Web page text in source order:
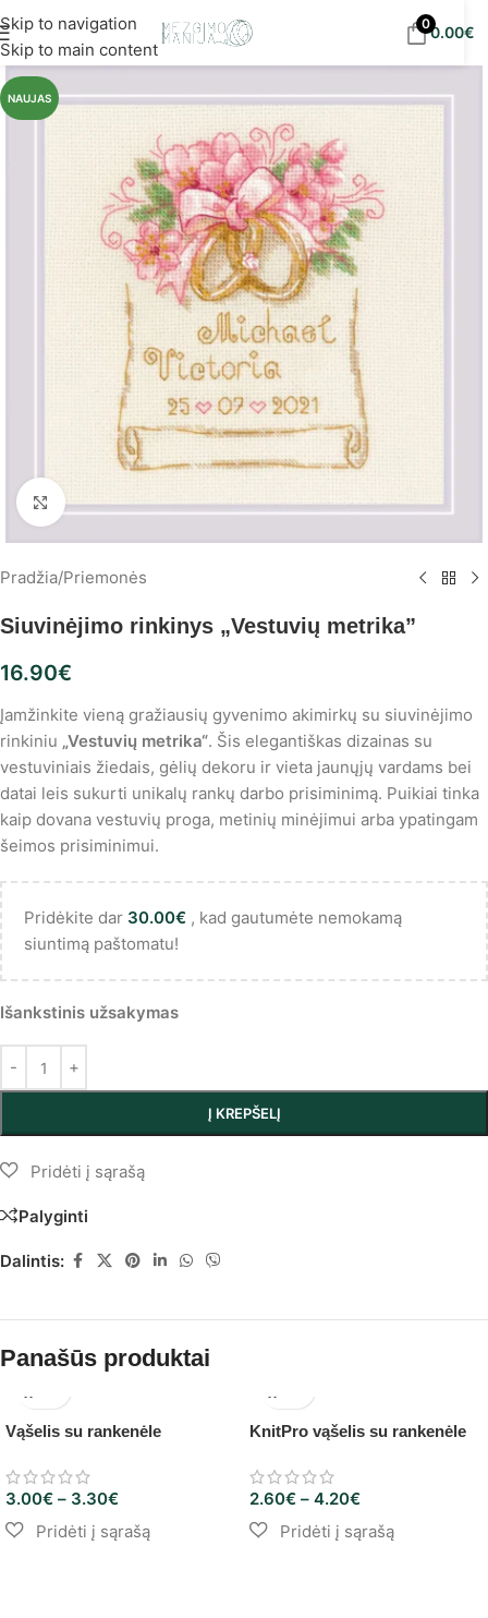
Skip to navigation
Skip to main content
eur!
00.00€
NAUJAS
Spustelėkite, norėdami padidinti
Pradžia/Priemonės
Siuvinėjimo rinkinys „Vestuvių metrika”
16.90€
Įamžinkite vieną gražiausių gyvenimo akimirkų su siuvinėjimo
rinkiniu „Vestuvių metrika“. Šis elegantiškas dizainas su
vestuviniais žiedais, gėlių dekoru ir vieta jaunųjų vardams bei
datai leis sukurti unikalų rankų darbo prisiminimą. Puikiai tinka
kaip dovana vestuvių proga, metinių minėjimui arba ypatingam
šeimos prisiminimui.
Pridėkite dar 30.00€ , kad gautumėte nemokamą
siuntimą paštomatu!
Išankstinis užsakymas
Į KREPŠELĮ
Palyginti
Dalintis:
Panašūs produktai
Vąšelis su rankenėle
3.00€ – 3.30€
KnitPro vąšelis su rankenėle
2.60€ – 4.20€